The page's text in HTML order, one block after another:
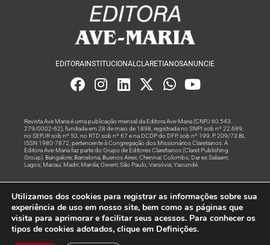
EDITORA INSTITUCIONALCLARETIANOSANUNCIE
Revista Ave Maria é uma publicação mensal da Editora Ave-Maria (CNPJ 60.543.
279/0002-62), fundada em 28 de maio de 1898, registrada no SNPI sob nº 22.689,
no SEPJR sob nº 50, no RTD sob nº 67 e na DCDP do DFP, sob nº 199, P. 209/73 BL
ISSN 1980-7872, pertencente à Congregação dos Missionários Claretianos. A
Editora Ave-Maria faz parte do Grupo de Editores Claretianos (Claret Publishing
Group). Bangalore; Barcelona; Buenos Aires; Chennai; Colombo; Dar es Salaam;
Lagos; Macau; Madri; Manila; Owerri; São Paulo; Varsóvia; Yaoundé.
Rede
© Todos os Direitos Reservados
Utilizamos dos cookies para registrar as informações sobre sua
experiência de uso em nosso site, bem como as páginas que
visita para aprimorar e facilitar seus acessos. Para conhecer os
tipos de cookies adotados, clique em Definições.